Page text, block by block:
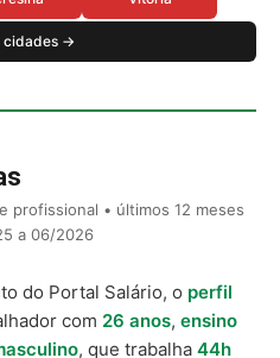
cidades →
profissional • últimos 12 meses
a 06/2026
do Portal Salário, o perfil
com 26 anos, ensino
, que trabalha 44h